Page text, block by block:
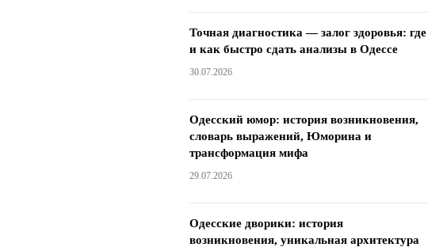
Точная диагностика — залог здоровья: где
и как быстро сдать анализы в Одессе
30.07.2026
Одесский юмор: история возникновения,
словарь выражений, Юморина и
трансформация мифа
29.07.2026
Одесские дворики: история
возникновения, уникальная архитектура